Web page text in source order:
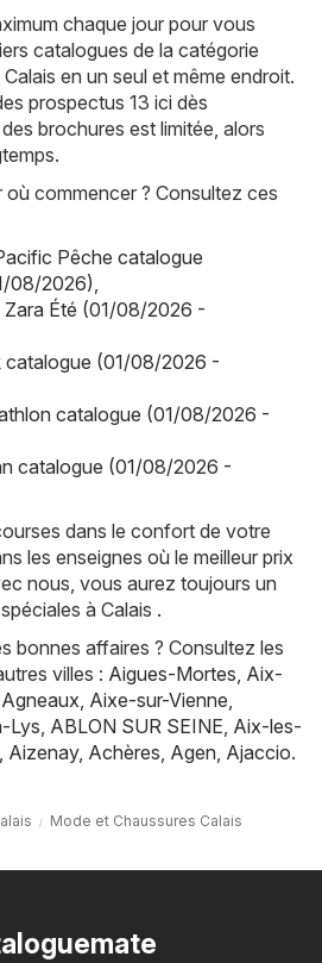
chaque jour pour vous
catalogues de la catégorie
en un seul et même endroit.
prospectus 13 ici dès
brochures est limitée, alors
commencer ? Consultez ces
Pêche catalogue
08/2026),
Zara Été (01/08/2026 -
catalogue (01/08/2026 -
catalogue (01/08/2026 -
catalogue (01/08/2026 -
dans le confort de votre
les enseignes où le meilleur prix
nous, vous aurez toujours un
à Calais .
bonnes affaires ? Consultez les
villes : Aigues-Mortes, Aix-
Agneaux, Aixe-sur-Vienne,
Lys, ABLON SUR SEINE, Aix-les-
, Aizenay, Achères, Agen, Ajaccio.
Mode et Chaussures Calais